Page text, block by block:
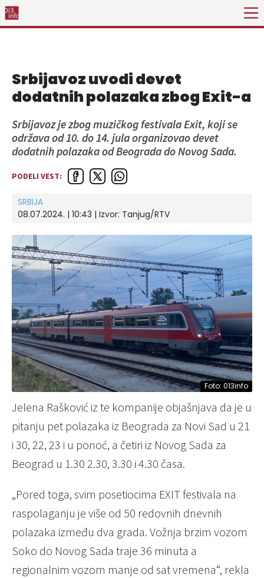
Srbijavoz uvodi devet
dodatnih polazaka zbog Exit-a
Srbijavoz je zbog muzičkog festivala Exit, koji se
održava od 10. do 14. jula organizovao devet
dodatnih polazaka od Beograda do Novog Sada.
PODELI VEST:
SRBIJA
08.07.2024. | 10:43 | Izvor: Tanjug/RTV
Foto: 013info
Jelena Rašković iz te kompanije objašnjava da je u
pitanju pet polazaka iz Beograda za Novi Sad u 21
i 30, 22, 23 i u ponoć, a četiri iz Novog Sada za
Beograd u 1.30 2.30, 3.30 i 4.30 časa.
„Pored toga, svim posetiocima EXIT festivala na
raspolaganju je više od 50 redovnih dnevnih
polazaka između dva grada. Vožnja brzim vozom
Soko do Novog Sada traje 36 minuta a
regionalnim vozom manje od sat vremena“, rekla